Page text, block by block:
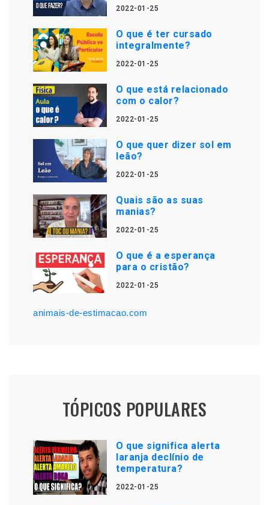
2022-01-25
O que é ter cursado
integralmente?
2022-01-25
O que está relacionado
com o calor?
2022-01-25
O que quer dizer sol em
leão?
2022-01-25
Quais são as suas
manias?
2022-01-25
O que é a esperança
para o cristão?
2022-01-25
animais-de-estimacao.com
TÓPICOS POPULARES
O que significa alerta
laranja declínio de
temperatura?
2022-01-25